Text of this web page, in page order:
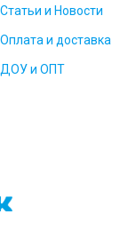
Статьи и Новости
Оплата и доставка
ДОУ и ОПТ